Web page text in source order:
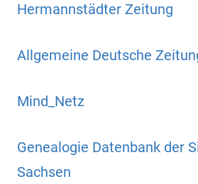
Hermannstädter Zeitung
Allgemeine Deutsche
Mind_Netz
Genealogie Datenbank der
Sachsen